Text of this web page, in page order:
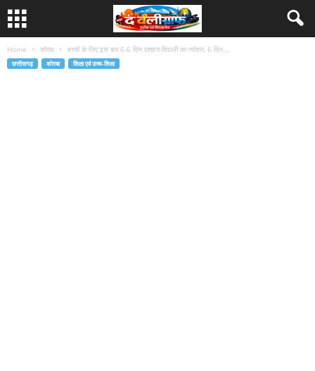
Home कोरबा बच्चों के लिए इस बार 6-6 दिन दशहरा-दिवाली का त्योहार, 6 दिन...
छत्तीसगढ़ कोरबा शिक्षा एवं उच्च-शिक्षा